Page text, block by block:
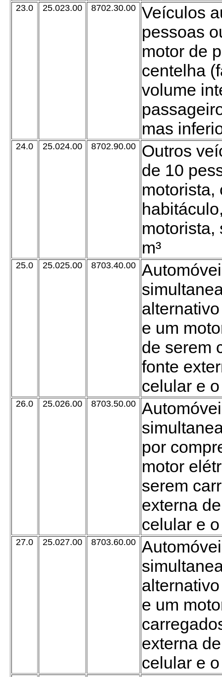
23.0 25.023.00 8702.30.00
Veículos
pessoas
motor de
centelha
volume
mas
24.0 25.024.00 8702.90.00
Outros
de 10
motorista,
motorista,
m³
25.0 25.025.00 8703.40.00
e um
de serem
fonte
celular e
26.0 25.026.00 8703.50.00
por
motor
serem
externa
celular e
27.0 25.027.00 8703.60.00
e um
externa
celular e